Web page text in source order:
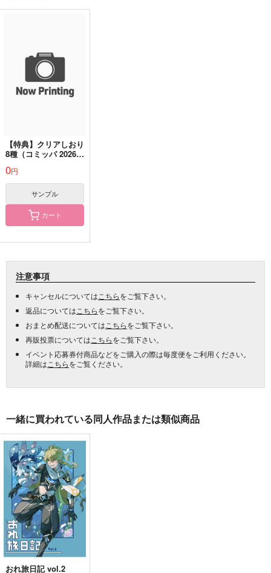
【特典】クリアしおり
8種（コミッパ 2026
お渡し
0円
サンプル
カート
注意事項
キャンセルについては こちらをご覧下さい。
返品については こちらをご覧下さい。
おまとめ配送については こちらをご覧下さい。
再販投票については こちらをご覧下さい。
イベント応募券付商品などをご購入の際は毎度便をご利用ください。
詳細は こちらをご覧ください。
一緒に買われている同人作品または類似商品
おれ旅日記 vol.2